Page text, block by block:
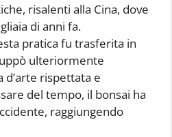
risalenti alla Cina, dove
di anni fa.
pratica fu trasferita in
ulteriormente
rispettata e
del tempo, il bonsai ha
raggiungendo